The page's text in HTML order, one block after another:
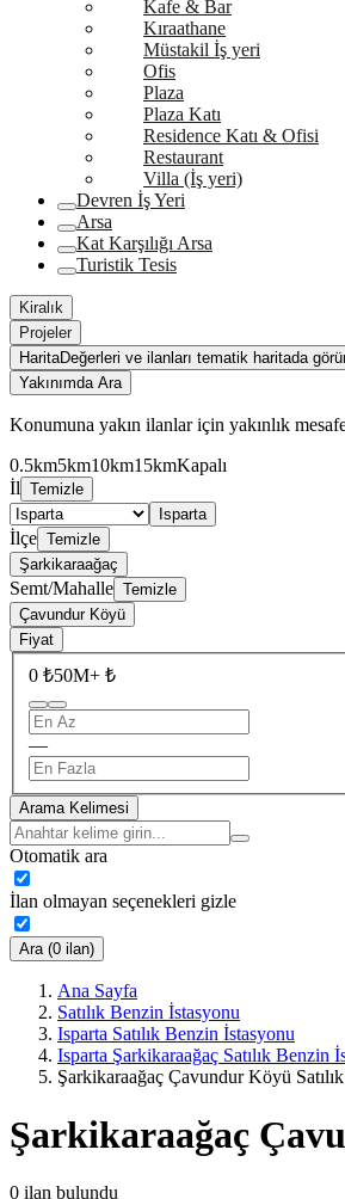
Kafe & Bar
Kıraathane
Müstakil İş yeri
Ofis
Plaza
Plaza Katı
Residence Katı & Ofisi
Restaurant
Villa (İş yeri)
Devren İş Yeri
Arsa
Kat Karşılığı Arsa
Turistik Tesis
Kiralık
Projeler
HaritaDeğerleri ve ilanları tematik haritada
Yakınımda Ara
Konumuna yakın ilanlar için yakınlık
0.5km5km10km15kmKapalı
İl Temizle
Isparta
İlçe Temizle
Şarkikaraağaç
Semt/Mahalle Temizle
Çavundur Köyü
Fiyat
0 ₺50M+ ₺
—
Arama Kelimesi
Otomatik ara
İlan olmayan seçenekleri gizle
Ara (0 ilan)
Ana Sayfa
Satılık Benzin İstasyonu
Isparta Satılık Benzin İstasyonu
Isparta Şarkikaraağaç Satılık Benzin
Şarkikaraağaç Çavundur Köyü
Şarkikaraağaç
0 ilan bulundu